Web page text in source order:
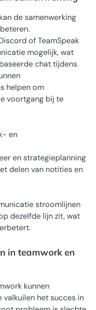
de samenwerking
of TeamSpeak
mogelijk, wat
chat tijdens
helpen om
voortgang bij te
en
en strategieplanning
delen van notities en
stroomlijnen
dezelfde lijn zit, wat
in teamwork en
kunnen
het succes in